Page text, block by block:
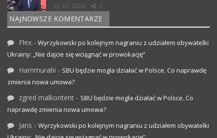
lip 30, 2026 0
NAJNOWSZE KOMENTARZE
Flex - Wyrzykowski po kolejnym nagraniu z udziałem obywatelki
Ukrainy: „Nie dajcie się wciągnąć w prowokację”
Hammurabi - SBU będzie mogła działać w Polsce. Co naprawdę
zmienia nowa umowa?
zgred malkontent - SBU będzie mogła działać w Polsce. Co
naprawdę zmienia nowa umowa?
Jans - Wyrzykowski po kolejnym nagraniu z udziałem obywatelki